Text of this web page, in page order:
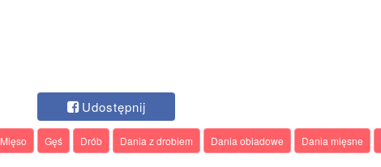
Udostępnij
Mięso Gęś Drób Dania z drobiem Dania obiadowe Dania mięsne